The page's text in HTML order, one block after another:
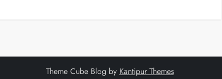
Theme Cube Blog by Kantipur Themes